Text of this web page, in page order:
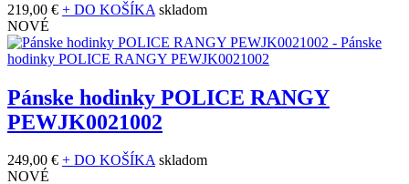
219,00 € + DO KOŠÍKA skladom
NOVÉ
Pánske hodinky POLICE RANGY
PEWJK0021002
249,00 € + DO KOŠÍKA skladom
NOVÉ